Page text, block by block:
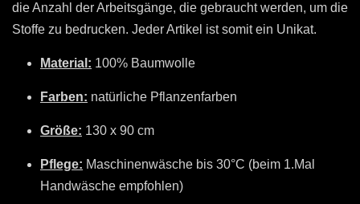
die Anzahl der Arbeitsgänge, die gebraucht werden, um die
Stoffe zu bedrucken. Jeder Artikel ist somit ein Unikat.
Material: 100% Baumwolle
Farben: natürliche Pflanzenfarben
Größe: 130 x 90 cm
Pflege: Maschinenwäsche bis 30°C (beim 1.Mal
Handwäsche empfohlen)